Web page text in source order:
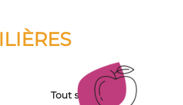
Tout savoir sur :